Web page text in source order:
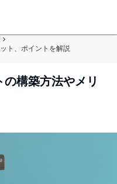
ト、ポイントを解説
の構築方法やメリ